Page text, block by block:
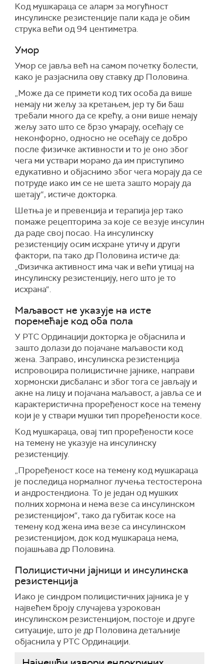
Код мушкараца се аларм за могућност
инсулинске резистенције пали када је обим
струка већи од 94 центиметра.
Умор
Умор се јавља већ на самом почетку болести,
како је разјаснила ову ставку др Половина.
„Може да се примети код тих особа да више
немају ни жељу за кретањем, јер ту би баш
требали много да се крећу, а они више немају
жељу зато што се брзо умарају, осећају се
неконфорно, односно не осећају се добро
после физичке активности и то је оно због
чега ми уствари морамо да им приступимо
едукативно и објаснимо због чега морају да се
потруде иако им се не шета зашто морају да
шетају“, истиче докторка.
Шетња је и превенција и терапија јер тако
помаже рецепторима за које се везује инсулин
да раде свој посао. На инсулинску
резистенцију осим исхране утичу и други
фактори, па тако др Половина истиче да:
„Физичка активност има чак и већи утицај на
инсулинску резистенцију, него што је то
исхрана“.
Маљавост не указује на исте
поремећаје код оба пола
У РТС Ординацији докторка је објаснила и
зашто долази до појачане маљавости код
жена. Заправо, инсулинска резистенција
испровоцира полицистичне јајнике, направи
хормонски дисбаланс и због тога се јављају и
акне на лицу и појачана маљавост, а јавља се и
карактеристична проређеност косе на темену
који је у ствари мушки тип проређености косе.
Код мушкараца, овај тип проређености косе
на темену не указује на инсулинску
резистенцију.
„Проређеност косе на темену код мушкараца
је последица нормалног лучења тестостерона
и андростендиона. То је један од мушких
полних хормона и нема везе са инсулинском
резистенцијом“, тако да губитак косе на
темену код жена има везе са инсулинском
резистенцијом, док код мушкараца нема,
појашњава др Половина.
Полицистични јајници и инсулинска
резистенција
Иако је синдром полицистичних јајника је у
највећем броју случајева узрокован
инсулинском резистенцијом, постоје и друге
ситуације, што је др Половина детаљније
објаснила у РТС Ординацији.